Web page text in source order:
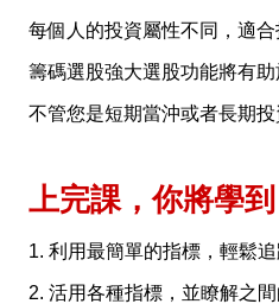
每個人的投資屬性不同，適合
籌碼選股強大選股功能將有
不管您是短期當沖或者長期投
上完課，你將學到
1. 利用最簡單的指標，輕鬆
2. 活用各種指標，並瞭解之間